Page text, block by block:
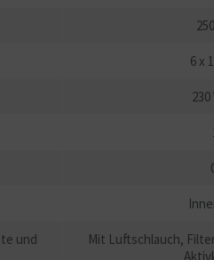
6 x
230
und
Mit Luftschlauch,